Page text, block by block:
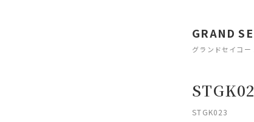
GRAND
グランドセイコ
STGK023